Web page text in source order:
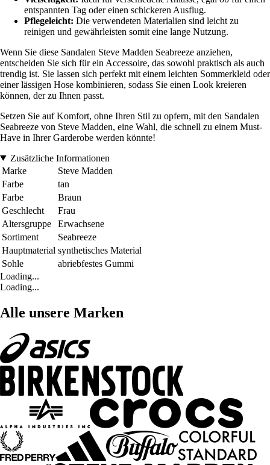
entspannten Tag oder einen schickeren Ausflug.
Pflegeleicht: Die verwendeten Materialien sind leicht zu
reinigen und gewährleisten somit eine lange Nutzung.
Wenn Sie diese Sandalen Steve Madden Seabreeze anziehen,
entscheiden Sie sich für ein Accessoire, das sowohl praktisch als auch
trendig ist. Sie lassen sich perfekt mit einem leichten Sommerkleid oder
einer lässigen Hose kombinieren, sodass Sie einen Look kreieren
können, der zu Ihnen passt.
Setzen Sie auf Komfort, ohne Ihren Stil zu opfern, mit den Sandalen
Seabreeze von Steve Madden, eine Wahl, die schnell zu einem Must-
Have in Ihrer Garderobe werden könnte!
Zusätzliche Informationen
Marke
Steve Madden
Farbe
tan
Farbe
Braun
Geschlecht
Frau
Altersgruppe
Erwachsene
Sortiment
Seabreeze
Hauptmaterial synthetisches Material
Sohle
abriebfestes Gummi
Loading...
Loading...
Alle unsere Marken